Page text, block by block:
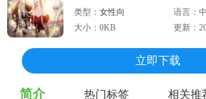
类型： 女性向 语言：
大小： 0KB 更新：
立即下载
简介 热门标签 相关推